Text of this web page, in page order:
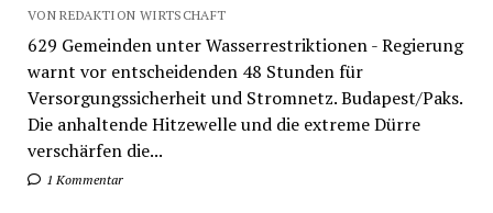
VON REDAKTION WIRTSCHAFT
629 Gemeinden unter Wasserrestriktionen - Regierung
warnt vor entscheidenden 48 Stunden für
Versorgungssicherheit und Stromnetz. Budapest/Paks.
Die anhaltende Hitzewelle und die extreme Dürre
verschärfen die...
1 Kommentar